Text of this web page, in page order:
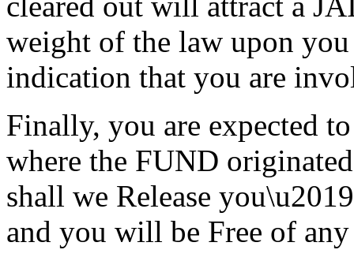
weight of the law upon
indication that you are
Finally, you are expected
where the FUND
shall we Release
and you will be Free of